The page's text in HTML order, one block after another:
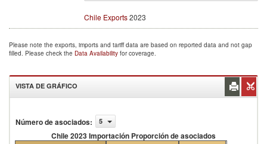
Chile Exports2023
Please note the exports, imports and tariff data are based on reported data and not gap
filled. Please check the Data Availability for coverage.
VISTA DE GRÁFICO
Número de asociados: 5
Chile 2023 Importación Proporción de asociados